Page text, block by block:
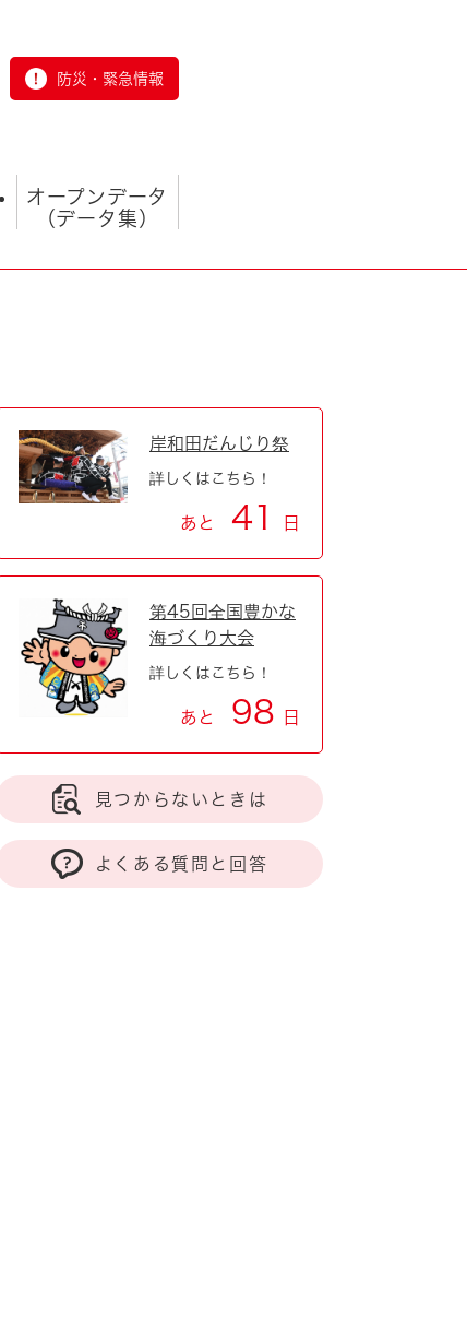
防災・緊急情報
オープンデータ
（データ集）
岸和田だんじり祭
詳しくはこちら！
あと 41 日
第45回全国豊かな
海づくり大会
詳しくはこちら！
あと 98 日
見つからないときは
よくある質問と回答